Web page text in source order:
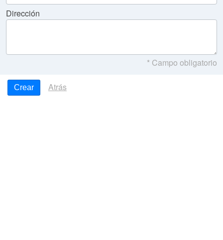
Dirección
* Campo obligatorio
Atrás